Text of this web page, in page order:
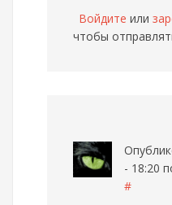
Войдите или
чтобы
- 18:20
#